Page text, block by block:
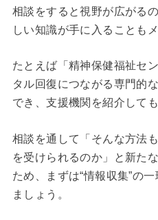
相談をすると視野が広がる
しい知識が手に入ることも
たとえば「精神保健福祉セ
タル回復につながる専門的
でき、支援機関を紹介して
相談を通して「そんな方法
を受けられるのか」と新た
ため、まずは“情報収集”の
ましょう。